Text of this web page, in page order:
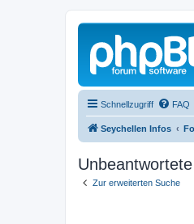
Schnellzugriff FAQ
Seychellen Infos
Zur erweiterten Suche